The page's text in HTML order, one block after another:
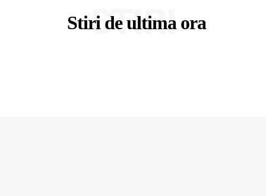
Stiri de ultima ora
STIRI